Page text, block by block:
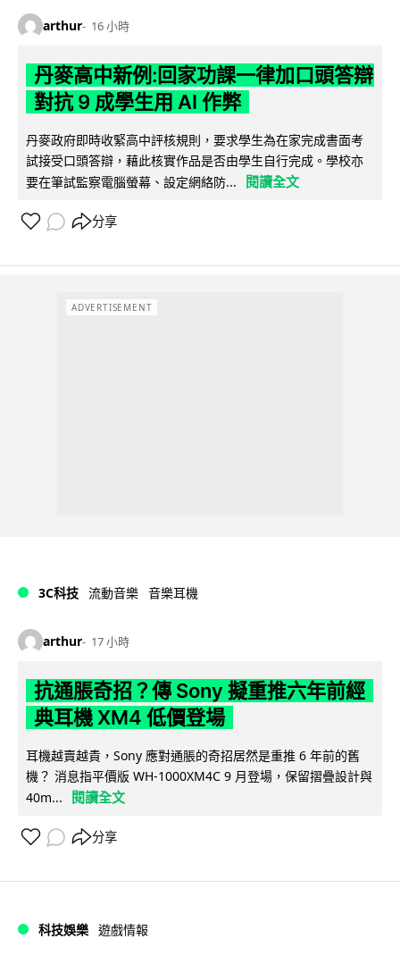
arthur 16 小時
丹麥高中新例:回家功課一律加口頭答辯
對抗 9 成學生用 AI 作弊
丹麥政府即時收緊高中評核規則，要求學生為在家完成書面考
試接受口頭答辯，藉此核實作品是否由學生自行完成。學校亦
要在筆試監察電腦螢幕、設定網絡防...
閱讀全文
分享
ADVERTISEMENT
3C科技 流動音樂 音樂耳機
arthur 17 小時
抗通脹奇招？傳 Sony 擬重推六年前經
典耳機 XM4 低價登場
耳機越賣越貴，Sony 應對通脹的奇招居然是重推 6 年前的舊
機？ 消息指平價版 WH-1000XM4C 9 月登場，保留摺疊設計與
40m...
閱讀全文
分享
科技娛樂 遊戲情報